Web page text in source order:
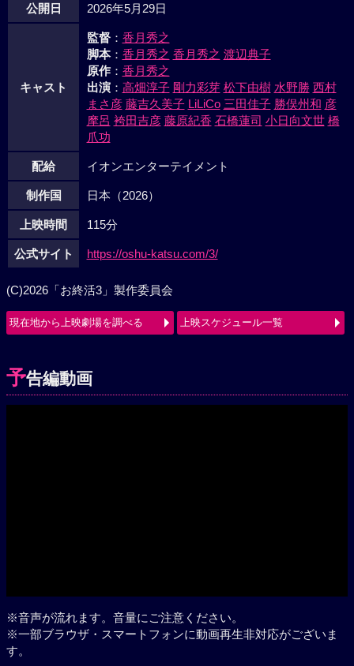
公開日 2026年5月29日
キャスト
監督： 香月秀之
脚本： 香月秀之 香月秀之 渡辺典子
原作： 香月秀之
出演： 高畑淳子 剛力彩芽 松下由樹 水野勝 西村
まさ彦 藤吉久美子 LiLiCo 三田佳子 勝俣州和 彦
摩呂 袴田吉彦 藤原紀香 石橋蓮司 小日向文世 橋
爪功
配給 イオンエンターテイメント
制作国 日本（2026）
上映時間 115分
公式サイト https://oshu-katsu.com/3/
(C)2026「お終活3」製作委員会
現在地から上映劇場を調べる 上映スケジュール一覧
予告編動画
※音声が流れます。音量にご注意ください。
※一部ブラウザ・スマートフォンに動画再生非対応がございま
す。